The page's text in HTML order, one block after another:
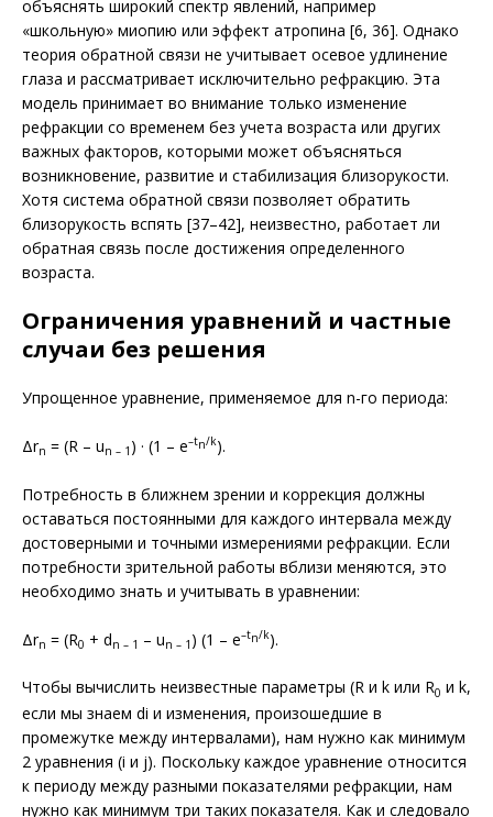
объяснять широкий спектр явлений, например
«школьную» миопию или эффект атропина [6, 36]. Однако
теория обратной связи не учитывает осевое удлинение
глаза и рассматривает исключительно ре­фракцию. Эта
модель принимает во внимание только изменение
рефракции со временем без учета возраста или других
важных факторов, которыми может объясняться
возникновение, развитие и стабилизация близорукости.
Хотя система обратной связи позволяет обратить
близорукость вспять [37–42], неизвестно, работает ли
обратная связь после достижения определенного
возраста.
Ограничения уравнений и частные
случаи без решения
Упрощенное уравнение, применяемое для n-го периода:
Δrn = (R – un – 1 ) · (1 – e–tn/k).
Потребность в ближнем зрении и коррекция должны
оставаться постоянными для каждого интервала между
достоверными и точными измерениями рефракции. Если
потребности зрительной работы вблизи меняются, это
необходимо знать и учитывать в уравнении:
Δrn = (R0 + dn – 1 – un – 1 ) (1 – e–tn/k).
Чтобы вычислить неизвестные параметры (R и k или R0 и k,
если мы знаем di и изменения, произошедшие в
промежутке между интервалами), нам нужно как минимум
2 уравнения (i и j). Поскольку каждое уравнение относится
к периоду между разными показателями рефракции, нам
нужно как минимум три таких показателя. Как и следовало